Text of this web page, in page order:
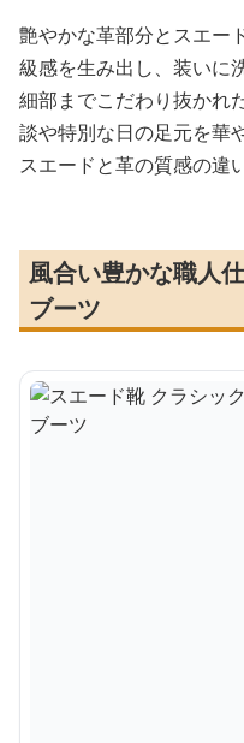
艶やかな革部分とスエー
級感を生み出し、装いに
細部までこだわり抜かれ
談や特別な日の足元を華
スエードと革の質感の違
風合い豊かな職人
ブーツ